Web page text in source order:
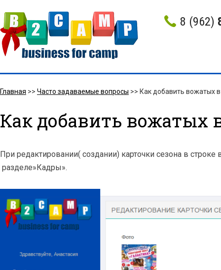
8 (962)
Главная >> Часто задаваемые вопросы >> Как добавить вожатых в
Как добавить вожатых
При редактировании( создании) карточки сезона в
разделе»Кадры».